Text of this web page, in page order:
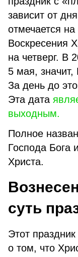
зависит от
отмечается
Воскресения
на четверг. В
5 мая, значит,
За день до
Эта дата
выходным.
Полное
Господа Бога
Христа.
суть
Этот
о том, что